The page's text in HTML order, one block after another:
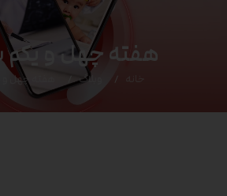
هفته چهل و یکم
وبلاگ هفته چهل و